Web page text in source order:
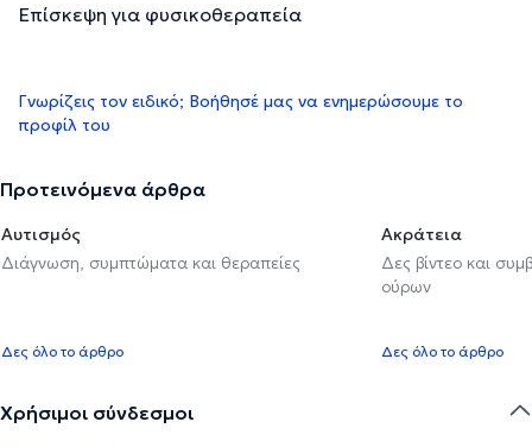
Επίσκεψη για φυσικοθεραπεία
Γνωρίζεις τον ειδικό; Βοήθησέ μας να ενημερώσουμε το
προφίλ του
Προτεινόμενα άρθρα
Αυτισμός
Διάγνωση, συμπτώματα και θεραπείες
Δες όλο το άρθρο
Ακράτεια
Δες βίντεο και
ούρων
Δες όλο το άρθρο
Χρήσιμοι σύνδεσμοι